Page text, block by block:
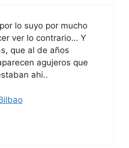
lo suyo por mucho
ver lo contrario… Y
que al de años
agujeros que
ahi..